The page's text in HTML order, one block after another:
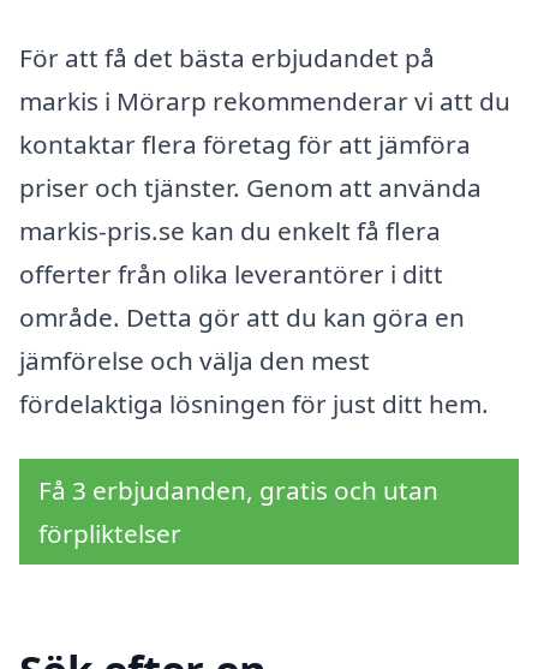
För att få det bästa erbjudandet på
markis i Mörarp rekommenderar vi att du
kontaktar flera företag för att jämföra
priser och tjänster. Genom att använda
markis-pris.se kan du enkelt få flera
offerter från olika leverantörer i ditt
område. Detta gör att du kan göra en
jämförelse och välja den mest
fördelaktiga lösningen för just ditt hem.
Få 3 erbjudanden, gratis och utan
förpliktelser